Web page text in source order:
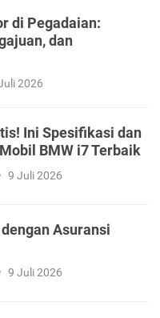
di Pegadaian:
dan
2026
Ini Spesifikasi dan
BMW i7 Terbaik
9 Juli 2026
Asuransi
9 Juli 2026